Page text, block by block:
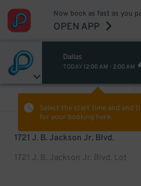
Now book as fast as you
OPEN APP
Dallas
TODAY 12:00 AM - 2:00 AM
Select the start time and end
for your booking here.
1721 J. B. Jackson Jr. Blvd.
1721 J. B. Jackson Jr. Blvd. Lot